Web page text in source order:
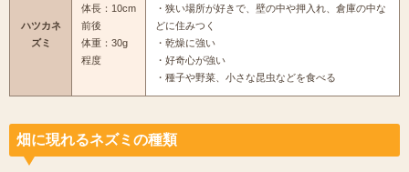
ハツカネ
ズミ
体長：10cm
前後
体重：30g
程度
・狭い場所が好きで、壁の中や押入れ、倉庫の中な
どに住みつく
・乾燥に強い
・好奇心が強い
・種子や野菜、小さな昆虫などを食べる
畑に現れるネズミの種類